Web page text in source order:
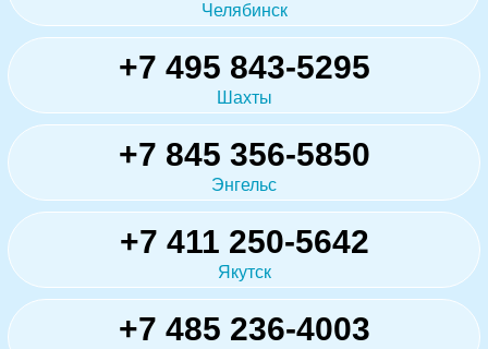
Челябинск
+7 495 843-5295
Шахты
+7 845 356-5850
Энгельс
+7 411 250-5642
Якутск
+7 485 236-4003